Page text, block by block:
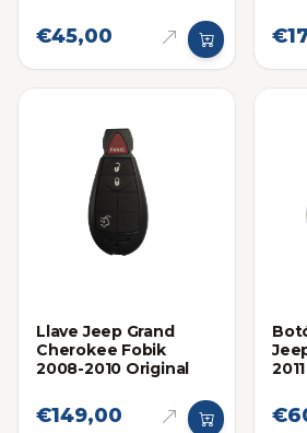
€45,00
Llave Jeep Grand
Cherokee Fobik
2008-2010 Original
€149,00